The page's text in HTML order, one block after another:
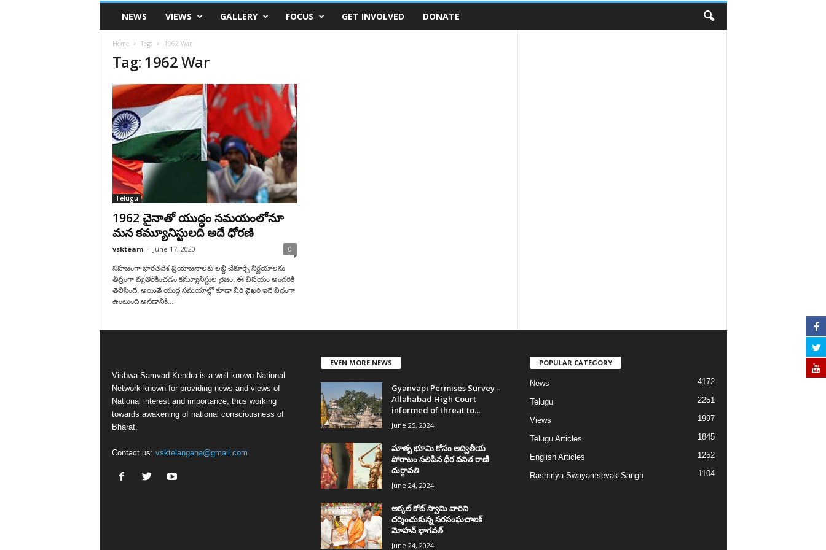
VSK
TelanganaNEWS VIEWS GALLERY FOCUS GET INVOLVED DONATE
Home Tags 1962 War
Tag: 1962 War
Telugu
1962 చైనాతో యుద్ధం సమయంలోనూ
మన కమ్యూనిస్టులది అదే ధోరణి
vskteam - June 17, 2020 0
సహజంగా భారతదేశ ప్రయోజనాలకు లబ్ది చేకూర్చే నిర్ణయాలను
తీవ్రంగా వ్యతిరేకించడం కమ్యూనిస్టుల నైజం. ఈ విషయం అందరికీ
తెలిసిందే. అయితే యుద్ధ సమయాల్లో కూడా వీరి వైఖరి ఇదే విధంగా
ఉంటుంది అనడానికి...
Vishwa Samvad Kendra is a well known National
Network known for providing news and views of
National interest and importance, thus working
towards awakening of national consciousness of
Bharat.
Contact us: vsktelangana@gmail.com
EVEN MORE NEWS
Gyanvapi Permises Survey –
Allahabad High Court
informed of threat to...
June 25, 2024
మాతృ భూమి కోసం అద్వితీయ
పోరాటం సలిపిన ధీర వనిత రాణి
దుర్గావతి
June 24, 2024
అక్కల్‌ కోట్‌ స్వామి వారిని
దర్శించుకున్న సరసంఘచాలక్
మోహన్ భాగవత్
June 24, 2024
POPULAR CATEGORY
News 4172
Telugu 2251
Views 1997
Telugu Articles 1845
English Articles 1252
Rashtriya Swayamsevak Sangh 1104